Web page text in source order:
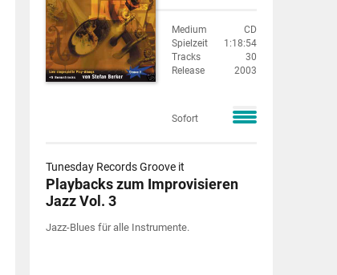
Medium
CD
Spielzeit
1:18:54
Tracks
30
Release
2003
Sofort
Tunesday Records Groove it
Playbacks zum Improvisieren
Jazz Vol. 3
Jazz-Blues für alle Instrumente.